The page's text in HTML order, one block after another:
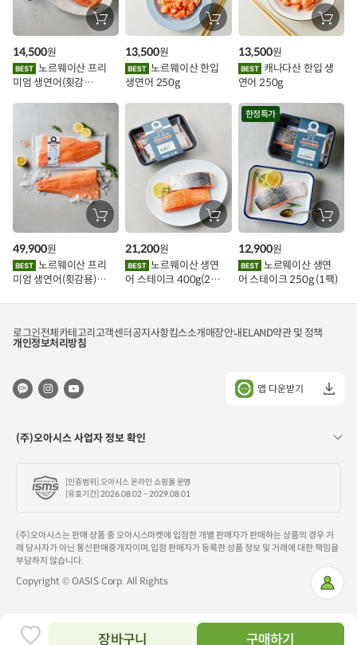
마
이
지
장바구니 구매하기
인
이
트
장
바
에
담
노르웨이산 프리
미엄 생연어(횟감
14,500원
장
바
에
담
노르웨이산 한입
생연어 250g
13,500원
장
바
에
담
연어 250g
13,500원
장
바
에
담
기
노르웨이산 프리
미엄 생연어(횟감용)
49,900원
장
바
에
담
기
노르웨이산 생연
어 스테이크 400g(2조
21,200원
한정특가
장
바
에
담
기
어 스테이크 250g (1팩)
12,900원
로그인전체카테고리고객센터공지사항킴스소개매장안내ELAND약관 및 정책
개인정보처리방침
앱 다운받기
(주)오아시스 사업자 정보 확인
[인증범위] 오아시스 온라인 쇼핑몰 운영
[유효기간] 2026.08.02 ~ 2029.08.01
(주)오아시스는 판매 상품 중 오아시스마켓에 입점한 개별 판매자가 판매하는 상품의 경우 거
래 당사자가 아닌 통신판매중개자이며, 입점 판매자가 등록한 상품 정보 및 거래에 대한 책임을
부담하지 않습니다.
Copyright © OASIS Corp. All Rights